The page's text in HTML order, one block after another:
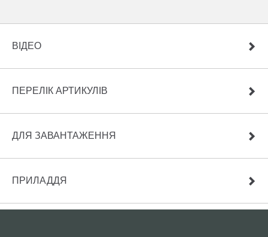
ВІДЕО
ПЕРЕЛІК АРТИКУЛІВ
ДЛЯ ЗАВАНТАЖЕННЯ
ПРИЛАДДЯ